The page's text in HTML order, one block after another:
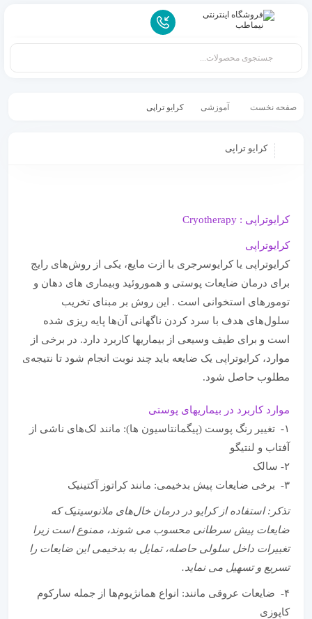
صفحه نخست آموزشی کرایو تراپی
کرایو تراپی
کرایوتراپی : Cryotherapy
کرایوتراپی
کرایوتراپی یا کرایوسرجری با ازت مایع، یکی از روش‌های رایج
برای درمان ضایعات پوستی و هموروئید وبیماری های دهان و
تومورهای استخوانی است . این روش بر مبنای تخریب
سلول‌های هدف با سرد کردن ناگهانی آن‌ها پایه ریزی شده
است و برای طیف وسیعی از بیماریها کاربرد دارد. در برخی از
موارد، کرایوتراپی یک ضایعه باید چند نوبت انجام شود تا نتیجه‌ی
مطلوب حاصل شود.
موارد کاربرد در بیماریهای پوستی
۱- تغییر رنگ پوست (پیگمانتاسیون ها): مانند لک‌های ناشی از
آفتاب و لنتیگو
۲- سالک
۳- برخی ضایعات پیش بدخیمی: مانند کراتوز آکتینیک
تذکر: استفاده از کرایو در درمان خال‌های ملانوسیتیک که
ضایعات پیش سرطانی محسوب می شوند، ممنوع است زیرا
تغییرات داخل سلولی حاصله، تمایل به بدخیمی این ضایعات را
تسریع و تسهیل می نماید.
۴- ضایعات عروقی مانند: انواع همانژیوم‌ها از جمله سارکوم
کاپوزی